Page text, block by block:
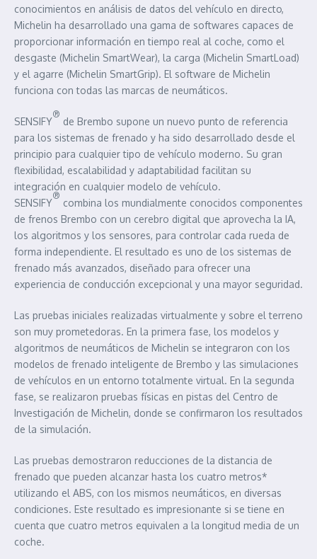
conocimientos en análisis de datos del vehículo en directo,
Michelin ha desarrollado una gama de softwares capaces de
proporcionar información en tiempo real al coche, como el
desgaste (Michelin SmartWear), la carga (Michelin SmartLoad)
y el agarre (Michelin SmartGrip). El software de Michelin
funciona con todas las marcas de neumáticos.
SENSIFY
®
de Brembo supone un nuevo punto de referencia
para los sistemas de frenado y ha sido desarrollado desde el
principio para cualquier tipo de vehículo moderno. Su gran
flexibilidad, escalabilidad y adaptabilidad facilitan su
integración en cualquier modelo de vehículo.
SENSIFY
®
combina los mundialmente conocidos componentes
de frenos Brembo con un cerebro digital que aprovecha la IA,
los algoritmos y los sensores, para controlar cada rueda de
forma independiente. El resultado es uno de los sistemas de
frenado más avanzados, diseñado para ofrecer una
experiencia de conducción excepcional y una mayor seguridad.
Las pruebas iniciales realizadas virtualmente y sobre el terreno
son muy prometedoras. En la primera fase, los modelos y
algoritmos de neumáticos de Michelin se integraron con los
modelos de frenado inteligente de Brembo y las simulaciones
de vehículos en un entorno totalmente virtual. En la segunda
fase, se realizaron pruebas físicas en pistas del Centro de
Investigación de Michelin, donde se confirmaron los resultados
de la simulación.
Las pruebas demostraron reducciones de la distancia de
frenado que pueden alcanzar hasta los cuatro metros*
utilizando el ABS, con los mismos neumáticos, en diversas
condiciones. Este resultado es impresionante si se tiene en
cuenta que cuatro metros equivalen a la longitud media de un
coche.